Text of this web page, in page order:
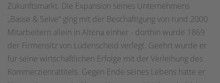
Zukunftsmarkt. Die Expansion seines Unternehmens
„Basse & Selve“ ging mit der Beschäftigung von rund 2000
Mitarbeitern allein in Altena einher - dorthin wurde 1869
der Firmensitz von Lüdenscheid verlegt. Geehrt wurde er
für seine wirtschaftlichen Erfolge mit der Verleihung des
Kommerzienrattitels. Gegen Ende seines Lebens hatte er